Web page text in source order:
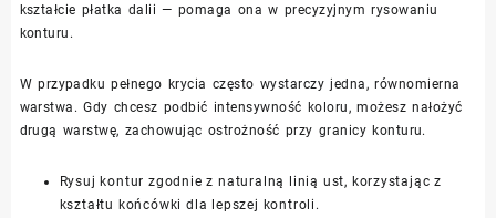
kształcie płatka dalii — pomaga ona w precyzyjnym rysowaniu
konturu.
W przypadku pełnego krycia często wystarczy jedna, równomierna
warstwa. Gdy chcesz podbić intensywność koloru, możesz nałożyć
drugą warstwę, zachowując ostrożność przy granicy konturu.
Rysuj kontur zgodnie z naturalną linią ust, korzystając z
kształtu końcówki dla lepszej kontroli.